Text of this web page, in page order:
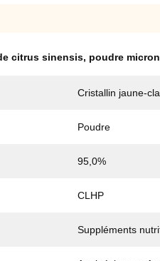
citrus sinensis, poudre
Cristallin jaune-
Poudre
95,0%
CLHP
Suppléments